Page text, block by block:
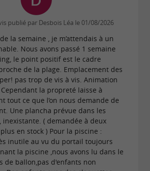
publié par Desbois Léa le 01/08/2026
la semaine , je m’attendais à un
Nous avons passé 1 semaine
le point positif est le cadre
de la plage. Emplacement des
pas trop de vis à vis. Animation
la propreté laisse à
tout ce que l’on nous demande de
Une plancha prévue dans les
inexistante. ( demandée à deux
en stock ) Pour la piscine :
inutile au vu du portail toujours
la piscine ,nous avons lu dans le
de ballon,pas d'enfants non